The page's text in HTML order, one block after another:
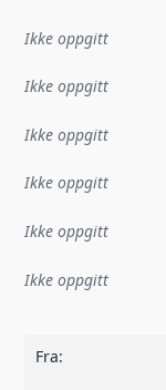
Ikke oppgitt
Ikke oppgitt
Ikke oppgitt
Ikke oppgitt
Ikke oppgitt
:
Ikke oppgitt
Fra: